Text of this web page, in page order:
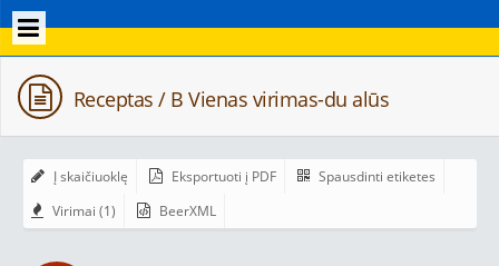
Receptas / B Vienas virimas-du alūs
Į skaičiuoklę Eksportuoti į PDF
Spausdinti etiketes
Virimai (1)
BeerXML